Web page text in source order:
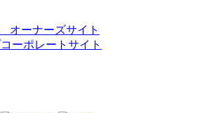
オーナーズサイト
ーポレートサイト